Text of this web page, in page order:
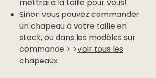
mettrai à la taille pour vous!
Sinon vous pouvez commander
un chapeau à votre taille en
stock, ou dans les modèles sur
commande > >Voir tous les
chapeaux